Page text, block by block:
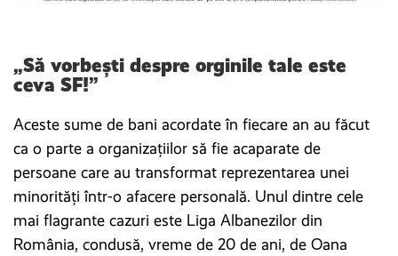
„Să vorbești despre orginile tale este
ceva SF!”
Aceste sume de bani acordate în fiecare an au făcut
ca o parte a organizațiilor să fie acaparate de
persoane care au transformat reprezentarea unei
minorități într-o afacere personală. Unul dintre cele
mai flagrante cazuri este Liga Albanezilor din
România, condusă, vreme de 20 de ani, de Oana